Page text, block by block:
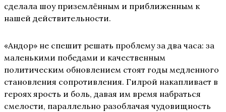
сделала шоу приземлённым и приближенным к
нашей действительности.
«Андор» не спешит решать проблему за два часа: за
маленькими победами и качественным
политическим обновлением стоят годы медленного
становления сопротивления. Гилрой накапливает в
героях ярость и боль, давая им время набраться
смелости, параллельно разоблачая чудовищность